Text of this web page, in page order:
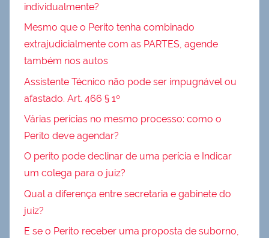
individualmente?
Mesmo que o Perito tenha combinado
extrajudicialmente com as PARTES, agende
também nos autos
Assistente Técnico não pode ser impugnável ou
afastado. Art. 466 § 1º
Várias perícias no mesmo processo: como o
Perito deve agendar?
O perito pode declinar de uma perícia e Indicar
um colega para o juiz?
Qual a diferença entre secretaria e gabinete do
juiz?
E se o Perito receber uma proposta de suborno,